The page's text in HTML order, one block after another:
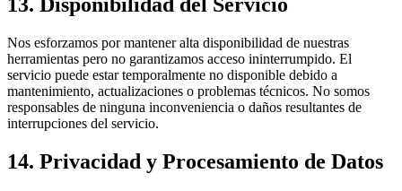
13. Disponibilidad del Servicio
Nos esforzamos por mantener alta disponibilidad de nuestras
herramientas pero no garantizamos acceso ininterrumpido. El
servicio puede estar temporalmente no disponible debido a
mantenimiento, actualizaciones o problemas técnicos. No somos
responsables de ninguna inconveniencia o daños resultantes de
interrupciones del servicio.
14. Privacidad y Procesamiento de Datos